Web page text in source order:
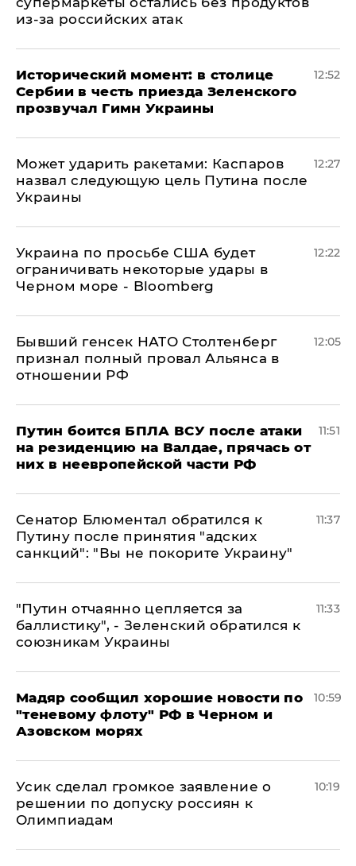
из-за российских атак
Исторический момент: в столице
Сербии в честь приезда Зеленского
прозвучал Гимн Украины
12:52
Может ударить ракетами: Каспаров
назвал следующую цель Путина после
Украины
12:27
Украина по просьбе США будет
ограничивать некоторые удары в
Черном море - Bloomberg
12:22
Бывший генсек НАТО Столтенберг
признал полный провал Альянса в
отношении РФ
12:05
Путин боится БПЛА ВСУ после атаки
на резиденцию на Валдае, прячась от
них в неевропейской части РФ
11:51
Сенатор Блюментал обратился к
Путину после принятия "адских
санкций": "Вы не покорите Украину"
11:37
"Путин отчаянно цепляется за
баллистику", - Зеленский обратился к
союзникам Украины
11:33
Мадяр сообщил хорошие новости по
"теневому флоту" РФ в Черном и
Азовском морях
10:59
Усик сделал громкое заявление о
решении по допуску россиян к
Олимпиадам
10:19